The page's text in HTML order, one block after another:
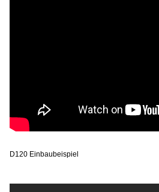
D120 Einbaubeispiel